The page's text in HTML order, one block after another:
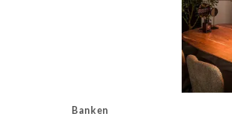
Banken